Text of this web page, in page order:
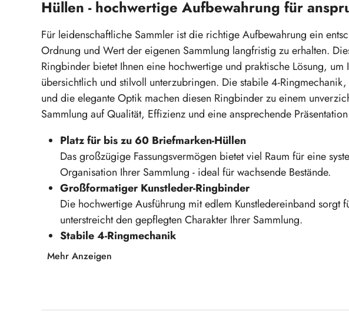
Hüllen - hochwertige Aufbewahrung für
Für leidenschaftliche Sammler ist die richtige Aufbewahrung ein
Ordnung und Wert der eigenen Sammlung langfristig zu erhalten.
Ringbinder bietet Ihnen eine hochwertige und praktische Lösung, um
übersichtlich und stilvoll unterzubringen. Die stabile 4-
und die elegante Optik machen diesen Ringbinder zu einem
Sammlung auf Qualität, Effizienz und eine ansprechende
Platz für bis zu 60 Briefmarken-Hüllen
Das großzügige Fassungsvermögen bietet viel Raum für eine
Organisation Ihrer Sammlung - ideal für wachsende Bestände.
Großformatiger Kunstleder-Ringbinder
Die hochwertige Ausführung mit edlem Kunstledereinband sorgt
unterstreicht den gepflegten Charakter Ihrer Sammlung.
Stabile 4-Ringmechanik
Die robuste Mechanik gewährleistet ein sicheres Einheften Ihrer
zuverlässiges Zubehör setzen.
Mehr Anzeigen